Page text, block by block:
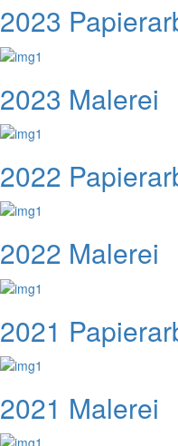
2023
2023 Malerei
2022
2022 Malerei
2021
2021 Malerei